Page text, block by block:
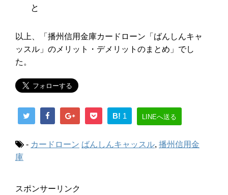
と
以上、「播州信用金庫カードローン「ばんしんキャ
ッスル」のメリット・デメリットのまとめ」でし
た。
B! 1 LINEへ送る
- カードローン ばんしんキャッスル, 播州信用金
庫
スポンサーリンク